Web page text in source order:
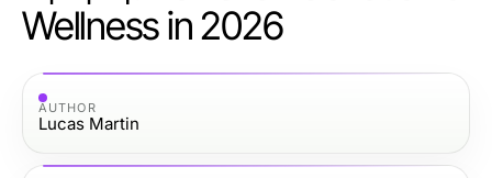
Wellness in 2026
AUTHOR
Lucas Martin